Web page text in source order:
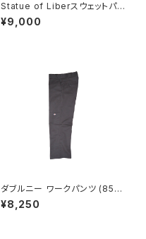
Statue of Liberスウェットパン
ツ【CROSSJAM】
¥9,000
ダブルニー ワークパンツ (85-2
83) 【DICKIES】
¥8,250